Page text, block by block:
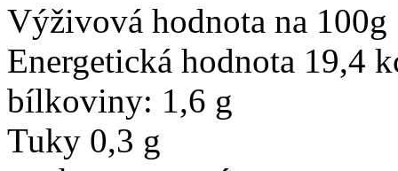
Výživová hodnota na 100g
Energetická hodnota 19,4
bílkoviny: 1,6 g
Tuky 0,3 g